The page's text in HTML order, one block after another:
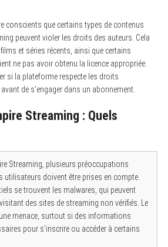
conscients que certains types de contenus
peuvent violer les droits des auteurs. Cela
et séries récents, ainsi que certains
ne pas avoir obtenu la licence appropriée.
si la plateforme respecte les droits
de s’engager dans un abonnement.
Streaming : Quels
Streaming, plusieurs préoccupations
utilisateurs doivent être prises en compte.
se trouvent les malwares, qui peuvent
des sites de streaming non vérifiés. Le
menace, surtout si des informations
pour s’inscrire ou accéder à certains